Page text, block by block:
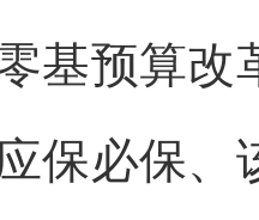
基预算
保必保、